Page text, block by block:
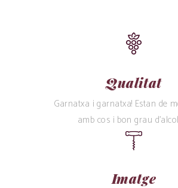
Qualitat
Garnatxa i garnatxa! Estan de
amb cos i bon grau
Imatge